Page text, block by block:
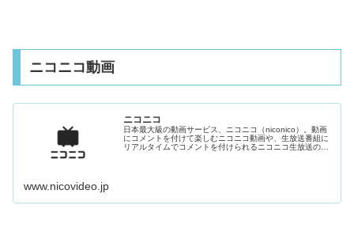
ニコニコ動画
ニコニコ
日本最大級の動画サービス、ニコニコ（niconico）。動画
にコメントを付けて楽しむニコニコ動画や、生放送番組に
リアルタイムでコメントを付けられるニコニコ生放送のほ
www.nicovideo.jp